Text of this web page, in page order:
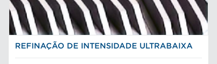
Refinação de fibras
Testes e laboratório
SOLUÇÕES EM REFINAÇÃO
REFINAÇÃO DE INTENSIDADE ULTRABAIXA